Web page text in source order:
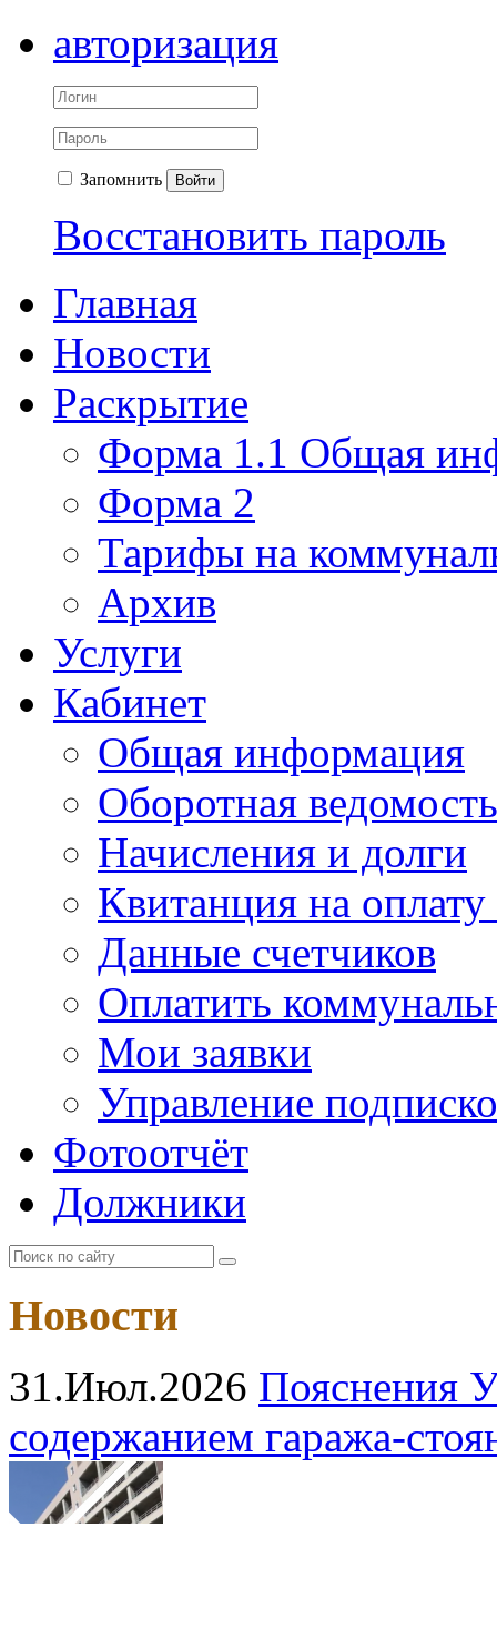
авторизация
Запомнить Войти
Восстановить пароль
Главная
Новости
Раскрытие
Форма 1.1 Общая
Форма 2
Тарифы на
Архив
Услуги
Кабинет
Общая информация
Оборотная ведомость
Начисления и долги
Квитанция на
Данные счетчиков
Оплатить
Мои заявки
Управление
Фотоотчёт
Должники
Новости
31.Июл.2026 Пояснения
содержанием